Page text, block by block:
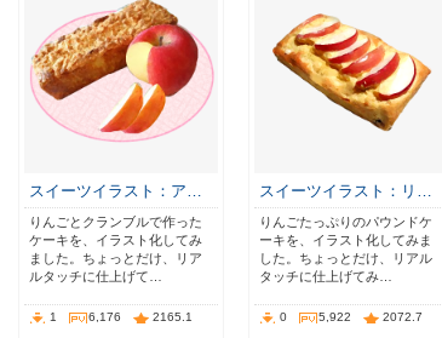
スイーツイラスト：ア…
りんごとクランブルで作った
ケーキを、イラスト化してみ
ました。ちょっとだけ、リア
ルタッチに仕上げて…
1 6,176 2165.1
スイーツイラスト：リ…
りんごたっぷりのパウンドケ
ーキを、イラスト化してみま
した。ちょっとだけ、リアル
タッチに仕上げてみ…
0 5,922 2072.7